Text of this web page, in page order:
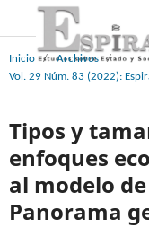
Inicio / Archivos
/
Vol. 29 Núm. 83 (2022):
Tipos y
enfoques
al modelo
Panorama